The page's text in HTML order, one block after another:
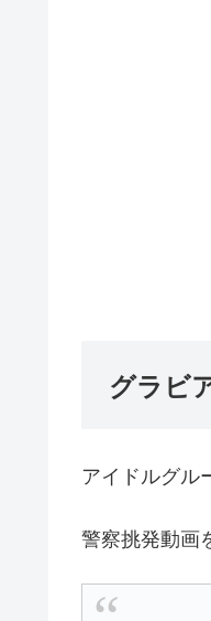
グラビ
アイドルグル
警察挑発動画